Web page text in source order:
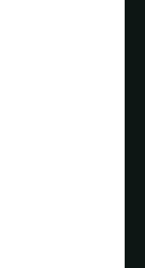
impulsionar
agricultura,
partículas
de quarta